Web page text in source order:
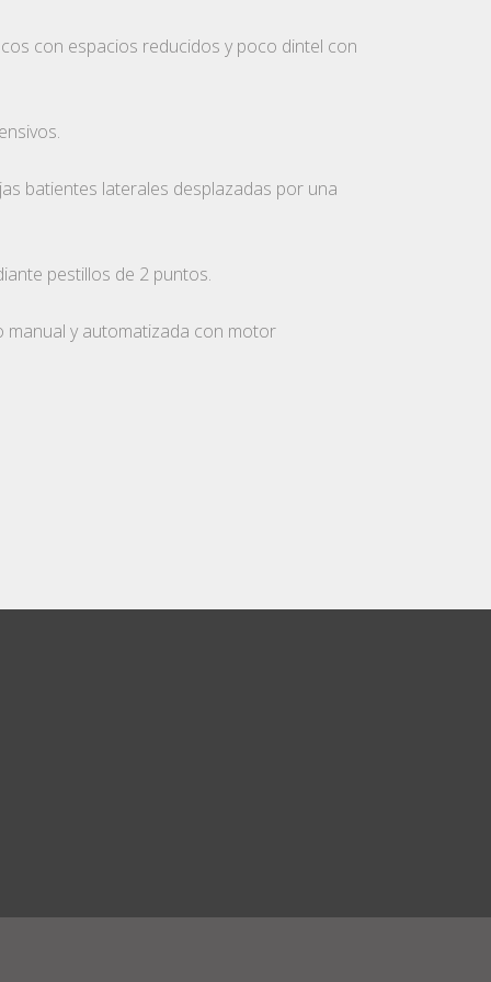
con espacios reducidos y poco dintel con
batientes laterales desplazadas por una
pestillos de 2 puntos.
manual y automatizada con motor